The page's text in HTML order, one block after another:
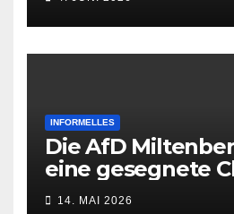
INFORMELLES
Die AfD
eine gesegnete
Himmelfahrt
14. MAI 2026